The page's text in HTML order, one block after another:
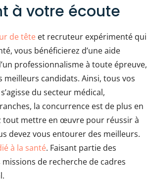
à votre écoute
de tête et recruteur expérimenté qui
vous bénéficierez d’une aide
professionnalisme à toute épreuve,
meilleurs candidats. Ainsi, tous vos
du secteur médical,
la concurrence est de plus en
tout mettre en œuvre pour réussir à
devez vous entourer des meilleurs.
à la santé. Faisant partie des
de recherche de cadres